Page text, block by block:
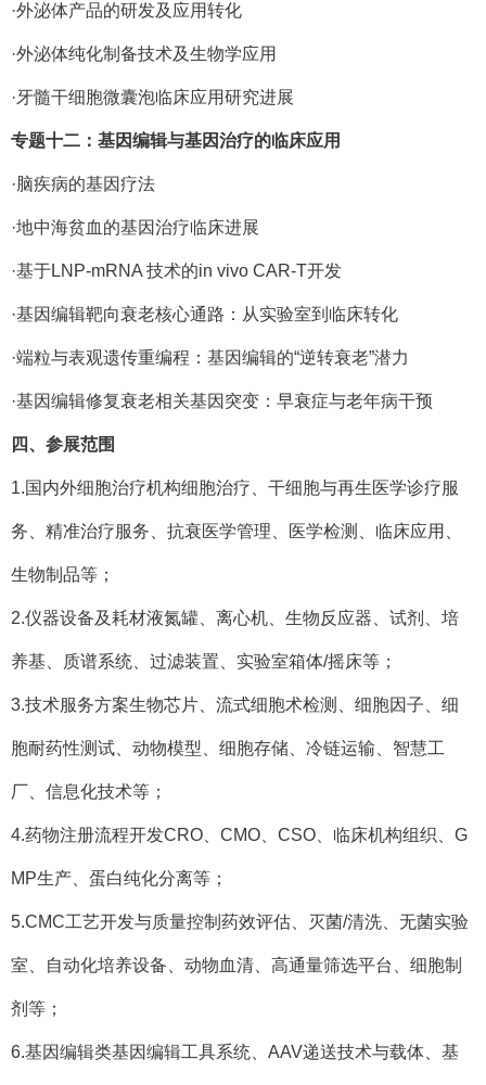
·外泌体产品的研发及应用转化
·外泌体纯化制备技术及生物学应用
·牙髓干细胞微囊泡临床应用研究进展
专题十二：基因编辑与基因治疗的临床应用
·脑疾病的基因疗法
·地中海贫血的基因治疗临床进展
·基于LNP-mRNA 技术的in vivo CAR-T开发
·基因编辑靶向衰老核心通路：从实验室到临床转化
·端粒与表观遗传重编程：基因编辑的“逆转衰老”潜力
·基因编辑修复衰老相关基因突变：早衰症与老年病干预
四、参展范围
1.国内外细胞治疗机构细胞治疗、干细胞与再生医学诊疗服
务、精准治疗服务、抗衰医学管理、医学检测、临床应用、
生物制品等；
2.仪器设备及耗材液氮罐、离心机、生物反应器、试剂、培
养基、质谱系统、过滤装置、实验室箱体/摇床等；
3.技术服务方案生物芯片、流式细胞术检测、细胞因子、细
胞耐药性测试、动物模型、细胞存储、冷链运输、智慧工
厂、信息化技术等；
4.药物注册流程开发CRO、CMO、CSO、临床机构组织、G
MP生产、蛋白纯化分离等；
5.CMC工艺开发与质量控制药效评估、灭菌/清洗、无菌实验
室、自动化培养设备、动物血清、高通量筛选平台、细胞制
剂等；
6.基因编辑类基因编辑工具系统、AAV递送技术与载体、基